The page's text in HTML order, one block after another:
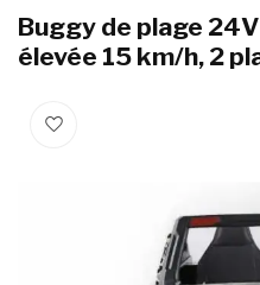
Buggy de plage
élevée 15 km/h, 2